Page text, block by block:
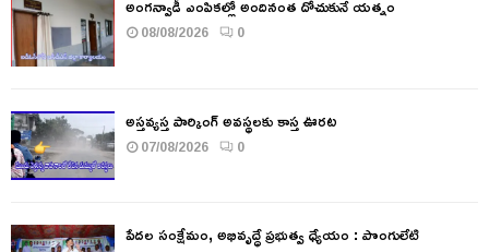
అంగన్వాడీ ఎంపికల్లో అందినంత దోచుకునే యత్నం
08/08/2026 0
అస్తవ్యస్త పార్కింగ్ అవస్థలకు కాస్త ఊరట
07/08/2026 0
పేదల సంక్షేమం, అభివృద్ధే ప్రభుత్వ ధ్యేయం : పొంగులేటి